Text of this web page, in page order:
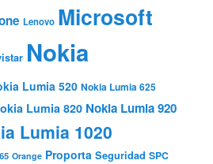
Lenovo Microsoft
Nokia
Lumia 520 Nokia Lumia 625
Lumia 820 Nokia Lumia 920
Lumia 1020
Orange Proporta Seguridad SPC